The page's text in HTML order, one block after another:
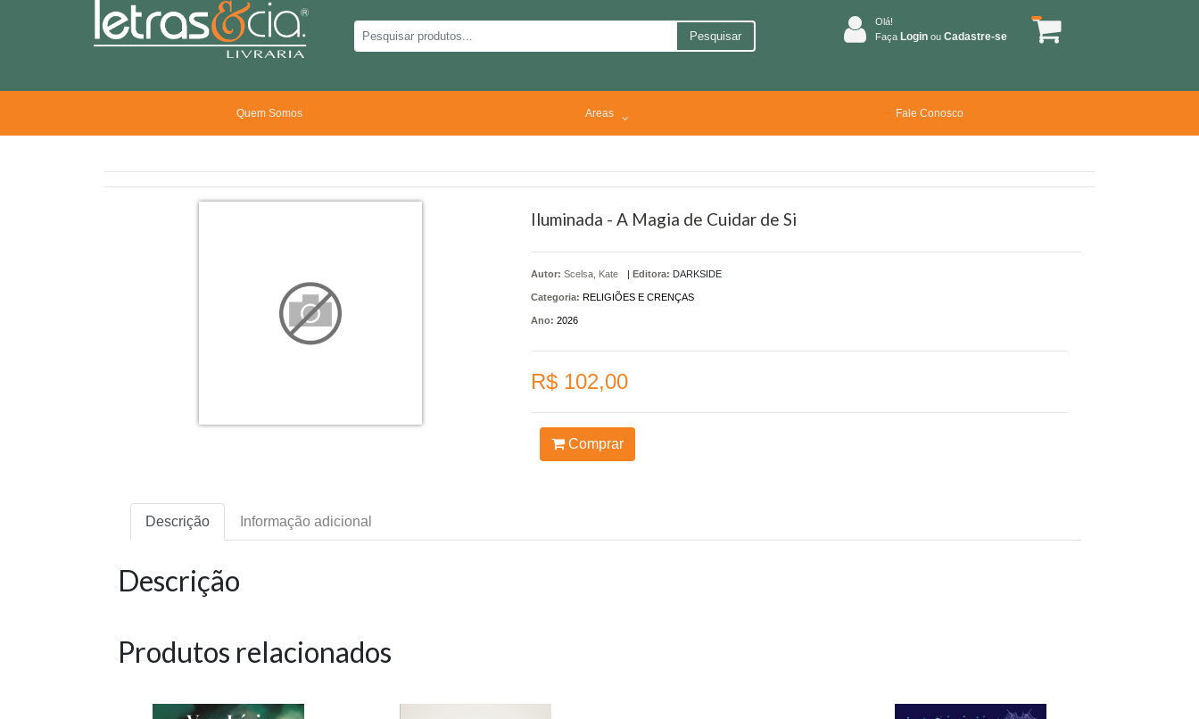
Pesquisar
Olá!
Faça Login ou Cadastre-se
Quem Somos Areas Fale Conosco
Iluminada - A Magia de Cuidar de Si
Autor: Scelsa, Kate | Editora: DARKSIDE
Categoria: RELIGIÕES E CRENÇAS
Ano: 2026
R$ 102,00
Comprar
Descrição Informação adicional
Descrição
Produtos relacionados